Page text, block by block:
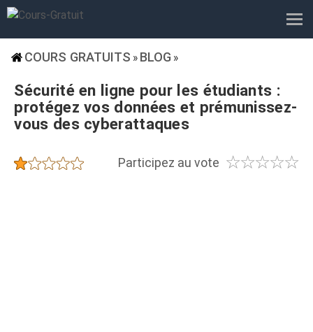
COURS GRATUITS » BLOG »
Sécurité en ligne pour les étudiants :
protégez vos données et prémunissez-
vous des cyberattaques
Participez au vote ☆☆☆☆☆
★★★★★